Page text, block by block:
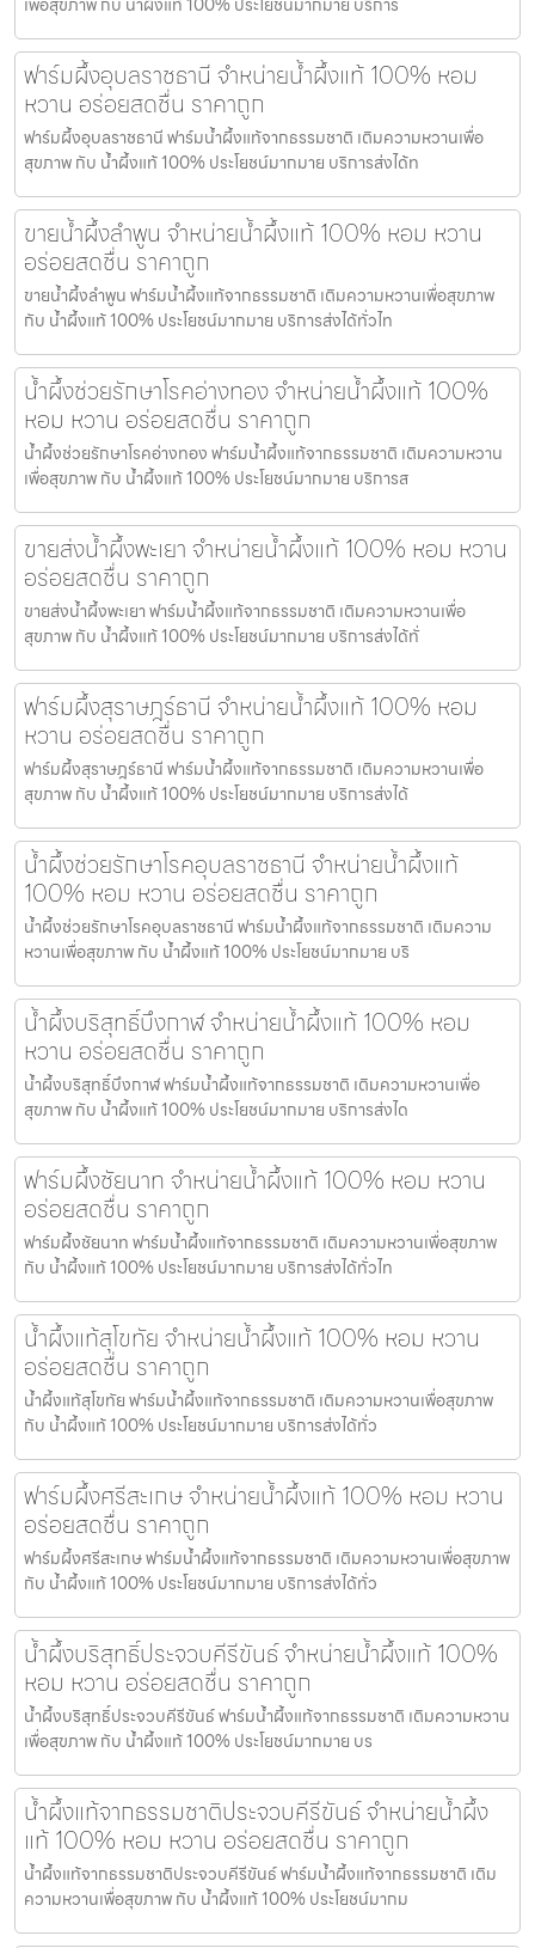
ฟาร์มผึ้งอุบลราชธานี จำหน่ายน้ำผึ้งแท้ 100% หอม
หวาน อร่อยสดชื่น ราคาถูก
ฟาร์มผึ้งอุบลราชธานี ฟาร์มน้ำผึ้งแท้จากธรรมชาติ เติมความหวานเพื่อ
สุขภาพ กับ น้ำผึ้งแท้ 100% ประโยชน์มากมาย บริการส่งได้ท
ขายน้ำผึ้งลำพูน จำหน่ายน้ำผึ้งแท้ 100% หอม หวาน
อร่อยสดชื่น ราคาถูก
ขายน้ำผึ้งลำพูน ฟาร์มน้ำผึ้งแท้จากธรรมชาติ เติมความหวานเพื่อสุขภาพ
กับ น้ำผึ้งแท้ 100% ประโยชน์มากมาย บริการส่งได้ทั่วไท
น้ำผึ้งช่วยรักษาโรคอ่างทอง จำหน่ายน้ำผึ้งแท้ 100%
หอม หวาน อร่อยสดชื่น ราคาถูก
น้ำผึ้งช่วยรักษาโรคอ่างทอง ฟาร์มน้ำผึ้งแท้จากธรรมชาติ เติมความหวาน
เพื่อสุขภาพ กับ น้ำผึ้งแท้ 100% ประโยชน์มากมาย บริการส
ขายส่งน้ำผึ้งพะเยา จำหน่ายน้ำผึ้งแท้ 100% หอม หวาน
อร่อยสดชื่น ราคาถูก
ขายส่งน้ำผึ้งพะเยา ฟาร์มน้ำผึ้งแท้จากธรรมชาติ เติมความหวานเพื่อ
สุขภาพ กับ น้ำผึ้งแท้ 100% ประโยชน์มากมาย บริการส่งได้ทั่
ฟาร์มผึ้งสุราษฎร์ธานี จำหน่ายน้ำผึ้งแท้ 100% หอม
หวาน อร่อยสดชื่น ราคาถูก
ฟาร์มผึ้งสุราษฎร์ธานี ฟาร์มน้ำผึ้งแท้จากธรรมชาติ เติมความหวานเพื่อ
สุขภาพ กับ น้ำผึ้งแท้ 100% ประโยชน์มากมาย บริการส่งได้
น้ำผึ้งช่วยรักษาโรคอุบลราชธานี จำหน่ายน้ำผึ้งแท้
100% หอม หวาน อร่อยสดชื่น ราคาถูก
น้ำผึ้งช่วยรักษาโรคอุบลราชธานี ฟาร์มน้ำผึ้งแท้จากธรรมชาติ เติมความ
หวานเพื่อสุขภาพ กับ น้ำผึ้งแท้ 100% ประโยชน์มากมาย บริ
น้ำผึ้งบริสุทธิ์บึงกาฬ จำหน่ายน้ำผึ้งแท้ 100% หอม
หวาน อร่อยสดชื่น ราคาถูก
น้ำผึ้งบริสุทธิ์บึงกาฬ ฟาร์มน้ำผึ้งแท้จากธรรมชาติ เติมความหวานเพื่อ
สุขภาพ กับ น้ำผึ้งแท้ 100% ประโยชน์มากมาย บริการส่งได
ฟาร์มผึ้งชัยนาท จำหน่ายน้ำผึ้งแท้ 100% หอม หวาน
อร่อยสดชื่น ราคาถูก
ฟาร์มผึ้งชัยนาท ฟาร์มน้ำผึ้งแท้จากธรรมชาติ เติมความหวานเพื่อสุขภาพ
กับ น้ำผึ้งแท้ 100% ประโยชน์มากมาย บริการส่งได้ทั่วไท
น้ำผึ้งแท้สุโขทัย จำหน่ายน้ำผึ้งแท้ 100% หอม หวาน
อร่อยสดชื่น ราคาถูก
น้ำผึ้งแท้สุโขทัย ฟาร์มน้ำผึ้งแท้จากธรรมชาติ เติมความหวานเพื่อสุขภาพ
กับ น้ำผึ้งแท้ 100% ประโยชน์มากมาย บริการส่งได้ทั่ว
ฟาร์มผึ้งศรีสะเกษ จำหน่ายน้ำผึ้งแท้ 100% หอม หวาน
อร่อยสดชื่น ราคาถูก
ฟาร์มผึ้งศรีสะเกษ ฟาร์มน้ำผึ้งแท้จากธรรมชาติ เติมความหวานเพื่อสุขภาพ
กับ น้ำผึ้งแท้ 100% ประโยชน์มากมาย บริการส่งได้ทั่ว
น้ำผึ้งบริสุทธิ์ประจวบคีรีขันธ์ จำหน่ายน้ำผึ้งแท้ 100%
หอม หวาน อร่อยสดชื่น ราคาถูก
น้ำผึ้งบริสุทธิ์ประจวบคีรีขันธ์ ฟาร์มน้ำผึ้งแท้จากธรรมชาติ เติมความหวาน
เพื่อสุขภาพ กับ น้ำผึ้งแท้ 100% ประโยชน์มากมาย บร
น้ำผึ้งแท้จากธรรมชาติประจวบคีรีขันธ์ จำหน่ายน้ำผึ้ง
แท้ 100% หอม หวาน อร่อยสดชื่น ราคาถูก
น้ำผึ้งแท้จากธรรมชาติประจวบคีรีขันธ์ ฟาร์มน้ำผึ้งแท้จากธรรมชาติ เติม
ความหวานเพื่อสุขภาพ กับ น้ำผึ้งแท้ 100% ประโยชน์มากม